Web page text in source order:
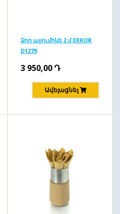
Ձող ալյումինե 2 մ DEKOR
D1279
3 950,00Դ
Ավելացնել